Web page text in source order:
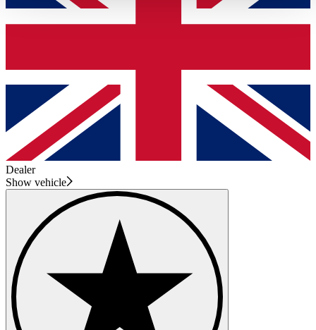
haben oder die sie im Rahmen Ihrer Nutzung der Dienste
gesammelt haben.Datenschutzerklärung
Dealer
Show vehicle